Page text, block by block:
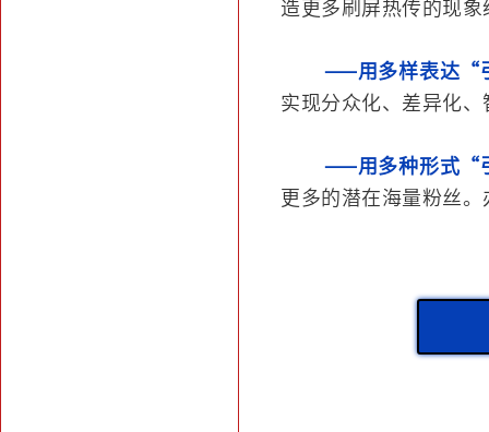
造更多刷屏热传的现
——用多样表达“
实现分众化、差异化
——用多种形式“
更多的潜在海量粉丝